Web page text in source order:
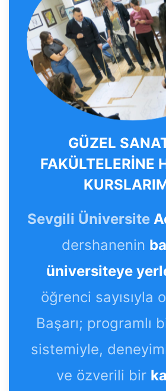
GÜZEL
FAKÜLTELERİNE
Sevgili Üniversite
dershanenin
üniversiteye
öğrenci sayısıyla
Başarı; programlı
sistemiyle,
ve özverili bir